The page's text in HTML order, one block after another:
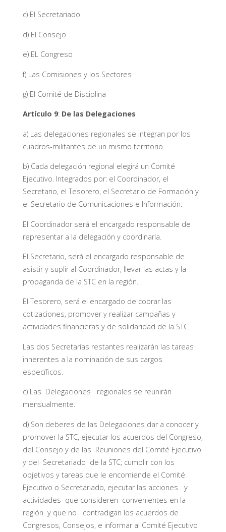
c) El Secretariado
d) El Consejo
e) EL Congreso
f) Las Comisiones y los Sectores
g) El Comité de Disciplina
Artículo 9: De las Delegaciones
a) Las delegaciones regionales se integran por los
cuadros-militantes de un mismo territorio.
b) Cada delegación regional elegirá un Comité
Ejecutivo. Integrados por: el Coordinador, el
Secretario, el Tesorero, el Secretario de Formación y
el Secretario de Comunicaciones e Información:
El Coordinador será el encargado responsable de
representar a la delegación y coordinarla.
El Secretario, será el encargado responsable de
asistir y suplir al Coordinador, llevar las actas y la
propaganda de la STC en la región.
El Tesorero, será el encargado de cobrar las
cotizaciones, promover y realizar campañas y
actividades financieras y de solidaridad de la STC.
Las dos Secretarías restantes realizarán las tareas
inherentes a la nominación de sus cargos
específicos.
c) Las Delegaciones regionales se reunirán
mensualmente.
d) Son deberes de las Delegaciones dar a conocer y
promover la STC, ejecutar los acuerdos del Congreso,
del Consejo y de las Reuniones del Comité Ejecutivo
y del Secretariado de la STC; cumplir con los
objetivos y tareas que le encomiende el Comité
Ejecutivo o Secretariado, ejecutar las acciones y
actividades que consideren convenientes en la
región y que no contradigan los acuerdos de
Congresos, Consejos, e informar al Comité Ejecutivo